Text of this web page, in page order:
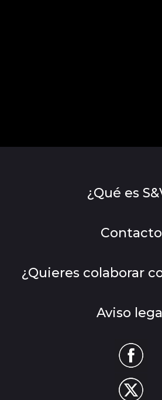
¿Qué es
Contacto
¿Quieres colaborar
Aviso legal